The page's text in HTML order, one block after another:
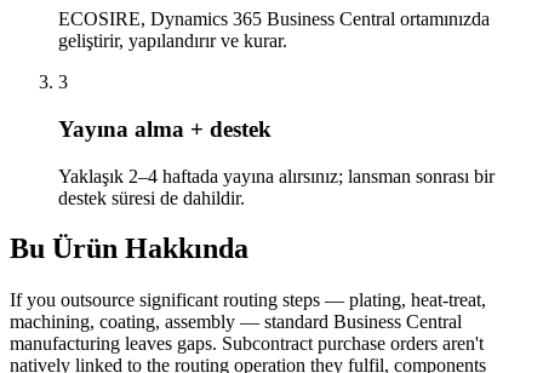
ECOSIRE, Dynamics 365 Business Central ortamınızda
geliştirir, yapılandırır ve kurar.
3
Yayına alma + destek
Yaklaşık 2–4 haftada yayına alırsınız; lansman sonrası bir
destek süresi de dahildir.
Bu Ürün Hakkında
If you outsource significant routing steps — plating, heat-treat,
machining, coating, assembly — standard Business Central
manufacturing leaves gaps. Subcontract purchase orders aren't
natively linked to the routing operation they fulfil, components